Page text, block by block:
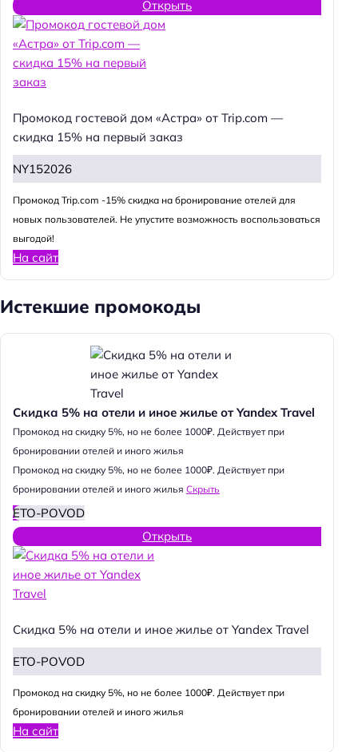
Открыть
Промокод гостевой дом «Астра» от Trip.com —
скидка 15% на первый заказ
NY152026
Промокод Trip.com -15% скидка на бронирование отелей для
новых пользователей. Не упустите возможность воспользоваться
выгодой!
На сайт
Истекшие промокоды
Скидка 5% на отели и иное жилье от Yandex Travel
Промокод на скидку 5%, но не более 1000₽. Действует при
бронировании отелей и иного жилья
Промокод на скидку 5%, но не более 1000₽. Действует при
бронировании отелей и иного жилья Скрыть
ETO-POVOD
Открыть
Скидка 5% на отели и иное жилье от Yandex Travel
ETO-POVOD
Промокод на скидку 5%, но не более 1000₽. Действует при
бронировании отелей и иного жилья
На сайт